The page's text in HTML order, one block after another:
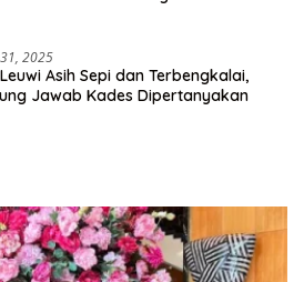
2025
Asih Sepi dan Terbengkalai,
Jawab Kades Dipertanyakan